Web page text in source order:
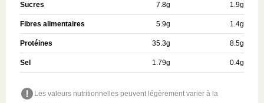
Sucres 7.8g 1.9g
Fibres alimentaires 5.9g 1.4g
Protéines 35.3g 8.5g
Sel 1.79g 0.4g
Les valeurs nutritionnelles peuvent légèrement varier à la